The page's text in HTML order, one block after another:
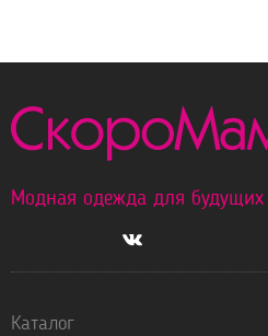
Модная одежда для
Каталог